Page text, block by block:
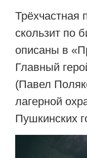
Трёхчастная
скользит по
описаны в
Главный
(Павел
лагерной
Пушкинских